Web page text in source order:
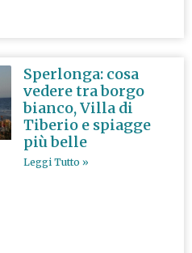
Sperlonga: cosa
vedere tra borgo
bianco, Villa di
Tiberio e spiagge
più belle
Leggi Tutto »